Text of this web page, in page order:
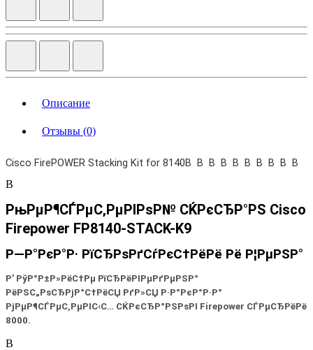
Описание
Отзывы (0)
Cisco FirePOWER Stacking Kit for 8140В В В В В В В В В В
В
РњРµР¶СЃРµС‚РµРІРѕР№ СЌРєСЂР°РЅ Cisco
Firepower FP8140-STACK-K9
Р—Р°РєР°Р· РїСЂРѕРґСѓРєС†РёРё Рё Р¦РµРЅР°
Р’ РўР°Р±Р»РёС†Рµ РїСЂРёРІРµРґРµРЅР°
РёРЅС„РѕСЂРјР°С†РёСЏ РґР»СЏ Р·Р°РєР°Р·Р°
РјРµР¶СЃРµС‚РµРІС‹С… СЌРєСЂР°РЅРѕРІ Firepower СЃРµСЂРёРё
8000.
В